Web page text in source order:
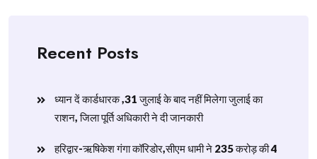
Recent Posts
ध्यान दें कार्डधारक ,31 जुलाई के बाद नहीं मिलेगा जुलाई का
राशन, जिला पूर्ति अधिकारी ने दी जानकारी
हरिद्वार-ऋषिकेश गंगा कॉरिडोर,सीएम धामी ने 235 करोड़ की 4